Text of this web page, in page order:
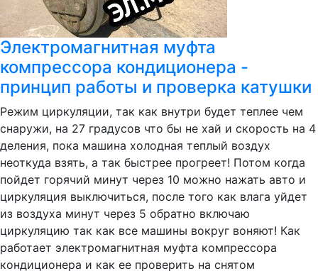
Электромагнитная муфта
компрессора кондиционера -
принцип работы и проверка катушки
Режим циркуляции, так как внутри будет теплее чем
снаружи, на 27 градусов что бы не хай и скорость на 4
деления, пока машина холодная теплый воздух
неоткуда взять, а так быстрее прогреет! Потом когда
пойдет горячий минут через 10 можно нажать авто и
циркуляция выключиться, после того как влага уйдет
из воздуха минут через 5 обратно включаю
циркуляцию так как все машины вокруг воняют! Как
работает электромагнитная муфта компрессора
кондиционера и как ее проверить на снятом